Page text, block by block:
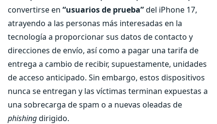
convertirse en “usuarios de prueba”del iPhone 17,
atrayendo a las personas más interesadas en la
tecnología a proporcionar sus datos de contacto y
direcciones de envío, así como a pagar una tarifa de
entrega a cambio de recibir, supuestamente, unidades
de acceso anticipado. Sin embargo, estos dispositivos
nunca se entregan y las víctimas terminan expuestas a
una sobrecarga de spam o a nuevas oleadas de
phishingdirigido.